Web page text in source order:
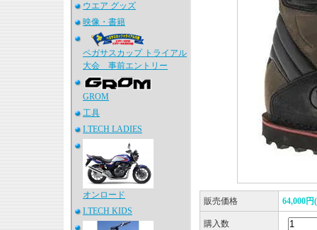
ウエア グッズ
映像・書籍
ペガサスカップ トライアル
大会 事前エントリー
GROM
工具
I.TECH LADIES
オンロード
I.TECH KIDS
販売価格 64,000円
購入数